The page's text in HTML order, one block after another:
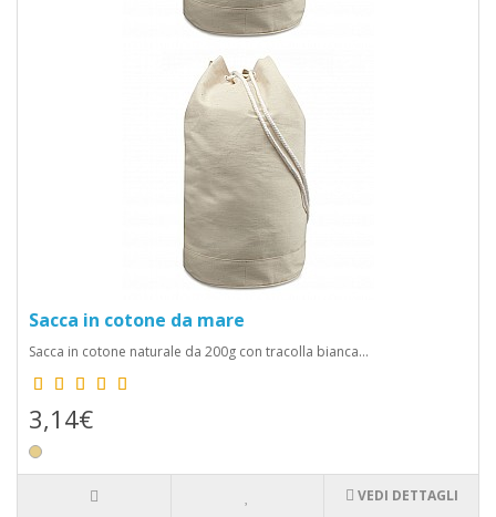
consentendoti di trasportare comodamente tutti gli
oggetti di cui hai bisogno, come libri, laptop, vestiti o
Con la possibilità di personalizzare il
design della shopper o della sacca, puoi creare un
accessorio che rifletta al meglio il tuo stile e la tua
Le shopper e le sacche riutilizzabili
contribuiscono a ridurre l'uso di sacchetti di plastica
monouso, contribuendo a preservare l'ambiente.
Promozione del marchio:Se sei un'azienda, le shopper
e le sacche personalizzate possono diventare uno
strumento di marketing efficace per promuovere il tuo
e farlo vedere ovunque vengano utilizzate le tue borse.
2. Come ottenere la shopper o la sacca
personalizzata perfetta
Per ottenere la shopper o la sacca personalizzata che si adatta
al meglio alle tue esigenze, segui questi semplici passaggi:
preferisci, tra le shopper o le sacche, in base alle tue
Sacca in cotone da mare
Sacca in cotone naturale da 200g con tracolla bianca...
3,14€
VEDI DETTAGLI